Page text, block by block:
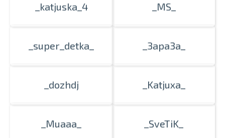
_katjuska_4 _MS_
_super_detka_ _3apa3a_
_dozhdj _Katjuxa_
_Muaaa_ _SveTiK_